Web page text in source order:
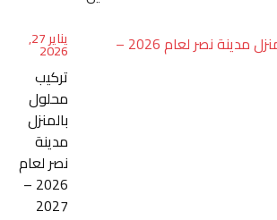
يناير 27,
2026
تركيب
محلول
بالمنزل
مدينة
نصر لعام
2026 –
2027